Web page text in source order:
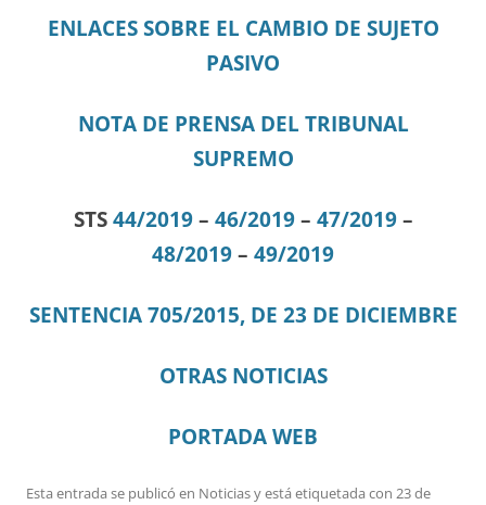
ENLACES SOBRE EL CAMBIO DE SUJETO
PASIVO
NOTA DE PRENSA DEL TRIBUNAL
SUPREMO
STS 44/2019– 46/2019– 47/2019–
48/2019 – 49/2019
SENTENCIA 705/2015, DE 23 DE DICIEMBRE
OTRAS NOTICIAS
PORTADA WEB
Esta entrada se publicó en Noticiasy está etiquetada con 23 de